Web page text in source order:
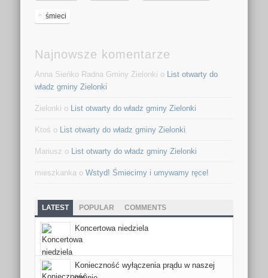
śmieci
Najnowsze komentarze
Anna Sieńko Radna Gminy Zielonki o List otwarty do
władz gminy Zielonki
Zielonki o List otwarty do władz gminy Zielonki
Ktoś o List otwarty do władz gminy Zielonki
Mariusz o List otwarty do władz gminy Zielonki
mieszkanka oWstyd! Śmiecimy i umywamy ręce!
LATEST POPULAR COMMENTS
Koncertowa niedziela
Konieczność wyłączenia prądu w naszej